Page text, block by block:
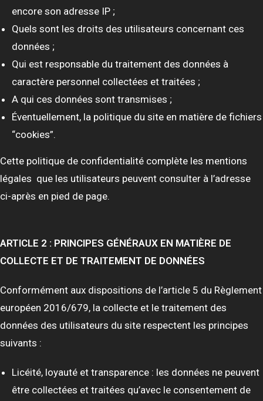
encore son adresse IP ;
Quels sont les droits des utilisateurs concernant ces
données ;
Qui est responsable du traitement des données à
caractère personnel collectées et traitées ;
A qui ces données sont transmises ;
Éventuellement, la politique du site en matière de fichiers
“cookies”.
Cette politique de confidentialité complète les mentions
légales que les utilisateurs peuvent consulter à l’adresse
ci-après en pied de page.
ARTICLE 2 : PRINCIPES GÉNÉRAUX EN MATIÈRE DE
COLLECTE ET DE TRAITEMENT DE DONNÉES
Conformément aux dispositions de l’article 5 du Règlement
européen 2016/679, la collecte et le traitement des
données des utilisateurs du site respectent les principes
suivants :
Licéité, loyauté et transparence : les données ne peuvent
être collectées et traitées qu’avec le consentement de